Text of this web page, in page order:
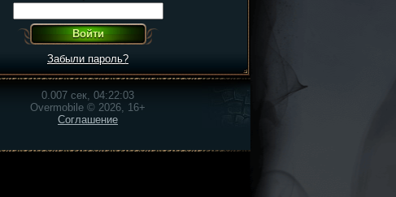
Забыли пароль?
0.007 сек, 04:22:03
Overmobile © 2026, 16+
Соглашение